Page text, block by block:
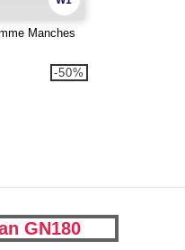
Manches
-50%
GN180